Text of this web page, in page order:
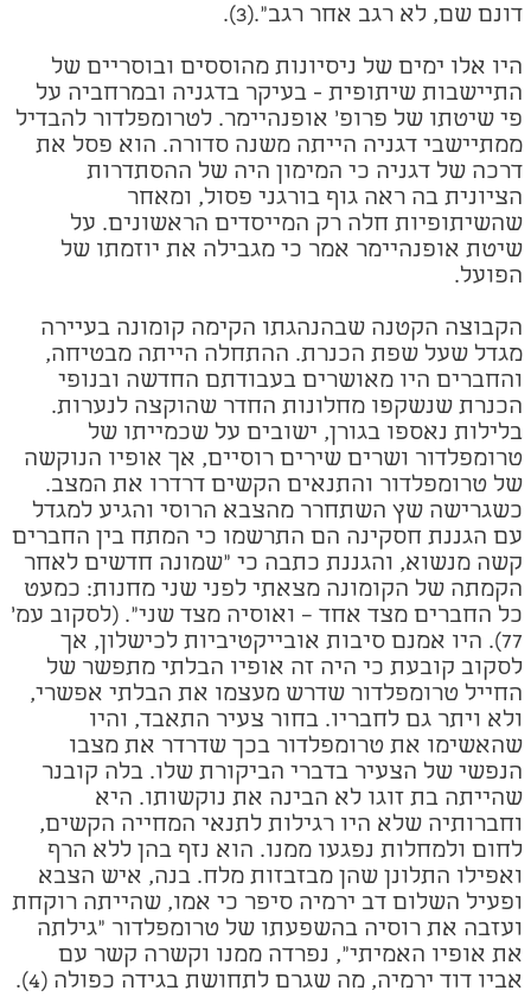
דונם שם, לא רגב אחר רגב".(3).
היו אלו ימים של ניסיונות מהוססים ובוסריים של
התיישבות שיתופית - בעיקר בדגניה ובמרחביה על
פי שיטתו של פרופ' אופנהיימר. לטרומפלדור להבדיל
ממתיישבי דגניה הייתה משנה סדורה. הוא פסל את
דרכה של דגניה כי המימון היה של ההסתדרות
הציונית בה ראה גוף בורגני פסול, ומאחר
שהשיתופיות חלה רק המייסדים הראשונים. על
שיטת אופנהיימר אמר כי מגבילה את יוזמתו של
הפועל.
הקבוצה הקטנה שבהנהגתו הקימה קומונה בעיירה
מגדל שעל שפת הכנרת. ההתחלה הייתה מבטיחה,
והחברים היו מאושרים בעבודתם החדשה ובנופי
הכנרת שנשקפו מחלונות החדר שהוקצה לנערות.
בלילות נאספו בגורן, ישובים על שכמייתו של
טרומפלדור ושרים שירים רוסיים, אך אופיו הנוקשה
של טרומפלדור והתנאים הקשים דרדרו את המצב.
כשגרישה שץ השתחרר מהצבא הרוסי והגיע למגדל
עם הגננת חסקינה הם התרשמו כי המתח בין החברים
קשה מנשוא, והגננת כתבה כי "שמונה חדשים לאחר
הקמתה של הקומונה מצאתי לפני שני מחנות: כמעט
כל החברים מצד אחד – ואוסיה מצד שני". (לסקוב עמ'
77). היו אמנם סיבות אובייקטיביות לכישלון, אך
לסקוב קובעת כי היה זה אופיו הבלתי מתפשר של
החייל טרומפלדור שדרש מעצמו את הבלתי אפשרי,
ולא ויתר גם לחבריו. בחור צעיר התאבד, והיו
שהאשימו את טרומפלדור בכך שדרדר את מצבו
הנפשי של הצעיר בדברי הביקורת שלו. בלה קובנר
שהייתה בת זוגו לא הבינה את נוקשותו. היא
וחברותיה שלא היו רגילות לתנאי המחייה הקשים,
לחום ולמחלות נפגעו ממנו. הוא נזף בהן ללא הרף
ואפילו התלונן שהן מבזבזות מלח. בנה, איש הצבא
ופעיל השלום דב ירמיה סיפר כי אמו, שהייתה רוקחת
ועזבה את רוסיה בהשפעתו של טרומפלדור "גילתה
את אופיו האמיתי", נפרדה ממנו וקשרה קשר עם
אביו דוד ירמיה, מה שגרם לתחושת בגידה כפולה (4).